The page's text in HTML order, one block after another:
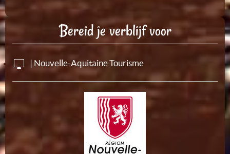
Bereid je verblijf voor
| Nouvelle-Aquitaine Tourisme